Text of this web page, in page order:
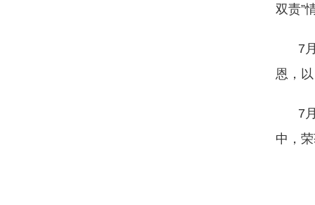
双责”
7
恩，
7
中，